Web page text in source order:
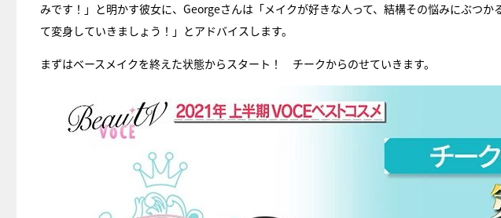
みです！」と明かす彼女に、Georgeさんは「メイクが好きな人って、結構その悩みにぶつ
て変身していきましょう！」とアドバイスします。
まずはベースメイクを終えた状態からスタート！ チークからのせていきます。